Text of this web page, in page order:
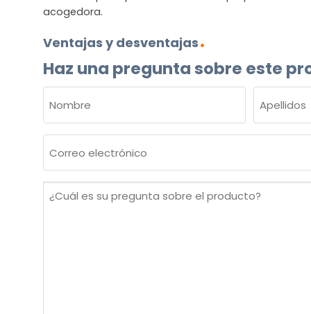
acogedora.
Ventajas y desventajas
Haz una pregunta sobre este
(OBLIGATORIO)
Nombre Apellidos
electrónico
¿Cuál